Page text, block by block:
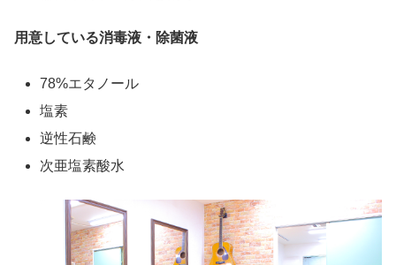
用意している消毒液・除菌液
78%エタノール
塩素
逆性石鹸
次亜塩素酸水